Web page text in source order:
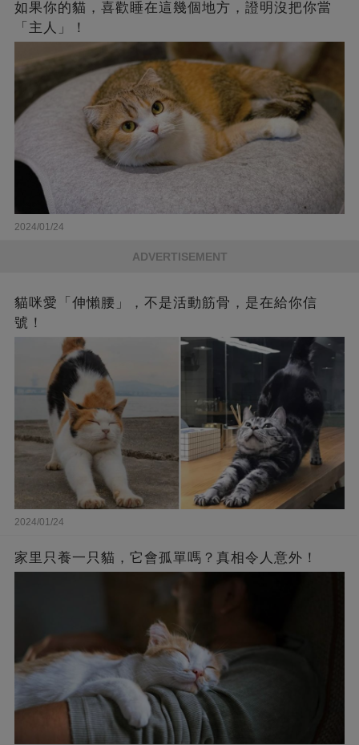
如果你的貓，喜歡睡在這幾個地方，證明沒把你當
「主人」！
2024/01/24
ADVERTISEMENT
貓咪愛「伸懶腰」，不是活動筋骨，是在給你信
號！
2024/01/24
家里只養一只貓，它會孤單嗎？真相令人意外！